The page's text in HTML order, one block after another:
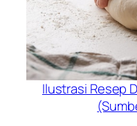
Ilustrasi Resep